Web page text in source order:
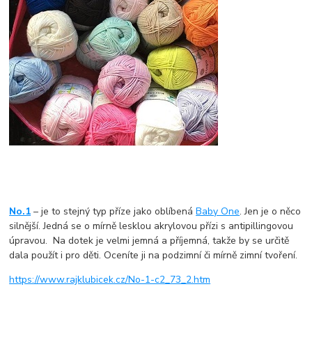
No.1 – je to stejný typ příze jako oblíbenáBaby One. Jen je o něco
silnější. Jedná se o mírně lesklou akrylovou přízi s antipillingovou
úpravou. Na dotek je velmi jemná a příjemná, takže by se určitě
dala použít i pro děti. Oceníte ji na podzimní či mírně zimní tvoření.
https://www.rajklubicek.cz/No-1-c2_73_2.htm